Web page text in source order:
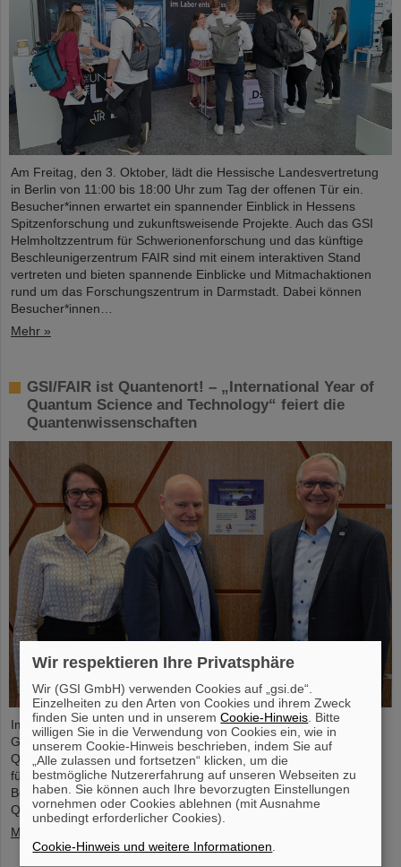
Am Freitag, den 3. Oktober, lädt die Hessische Landesvertretung
in Berlin von 11:00 bis 18:00 Uhr zum Tag der offenen Tür ein.
Besucher*innen erwartet ein spannender Einblick in Hessens
Spitzenforschung und zukunftsweisende Projekte. Auch das GSI
Helmholtzzentrum für Schwerionenforschung und das künftige
Beschleunigerzentrum FAIR sind mit einem interaktiven Stand
vertreten und bieten spannende Einblicke und Mitmachaktionen
rund um das Forschungszentrum in Darmstadt. Dabei können
Besucher*innen…
Mehr »
GSI/FAIR ist Quantenort! – „International Year of
Quantum Science and Technology“ feiert die
Quantenwissenschaften
Im Jubiläumsjahr Quantum2025 hat die Deutsche Physikalische
Gesellschaft (DPG) GSI/FAIR in Darmstadt als einen der neuen
Quantenorte ausgezeichnet. Damit erhält GSI/FAIR als einer der
führenden Forschungsstandorte für Teilchen- und
Beschleunigerphysik eine offizielle Anerkennung im Bereich
Quantenwissenschaft und -technologie.
Mehr »
Wir respektieren Ihre Privatsphäre
Wir (GSI GmbH) verwenden Cookies auf „gsi.de“.
Einzelheiten zu den Arten von Cookies und ihrem Zweck
finden Sie unten und in unseremCookie-Hinweis . Bitte
willigen Sie in die Verwendung von Cookies ein, wie in
unserem Cookie-Hinweis beschrieben, indem Sie auf
„Alle zulassen und fortsetzen“ klicken, um die
bestmögliche Nutzererfahrung auf unseren Webseiten zu
haben. Sie können auch Ihre bevorzugten Einstellungen
vornehmen oder Cookies ablehnen (mit Ausnahme
unbedingt erforderlicher Cookies).
Cookie-Hinweis und weitere Informationen